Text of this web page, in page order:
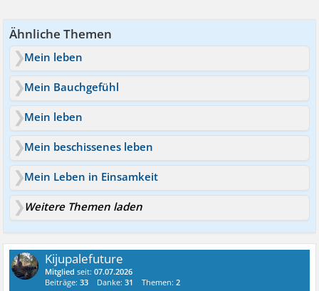
Ähnliche Themen
Mein leben
Mein Bauchgefühl
Mein leben
Mein beschissenes leben
Mein Leben in Einsamkeit
Weitere Themen laden
Kijupalefuture
Mitglied seit:07.07.2026
Beiträge:33 Danke:31 Themen:2